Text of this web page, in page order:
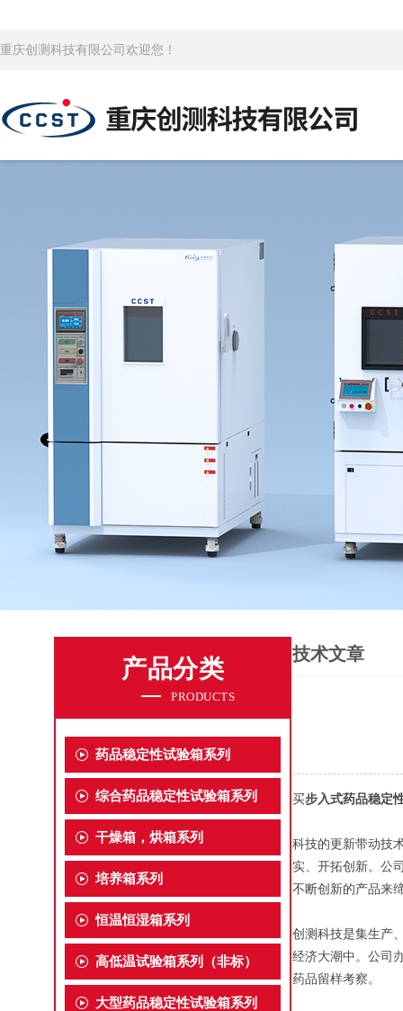
重庆创测科技有限公司欢迎您！
产品分类
PRODUCTS
药品稳定性试验箱系列
综合药品稳定性试验箱系列
干燥箱，烘箱系列
培养箱系列
恒温恒湿箱系列
高低温试验箱系列（非标）
大型药品稳定性试验箱系列
技术文章
买步入式药品稳定
科技的更新带动技
实、开拓创新。公
不断创新的产品来
创测科技是集生产
经济大潮中。公司
药品留样考察。